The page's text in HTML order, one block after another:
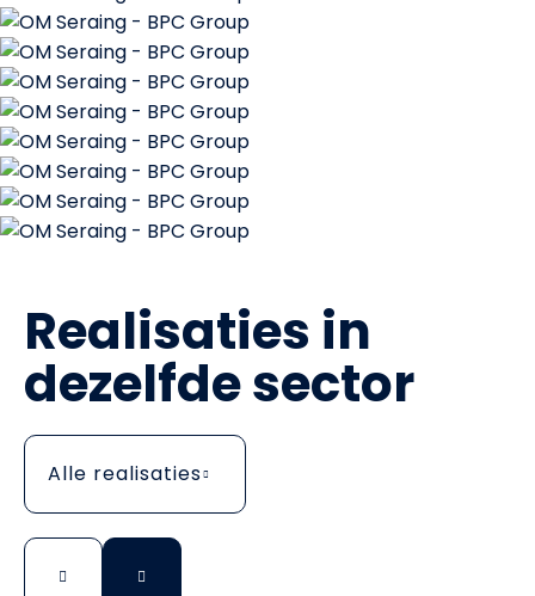
Realisaties in
dezelfde sector
Alle realisaties